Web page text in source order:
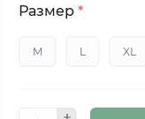
Размер *
M L XL